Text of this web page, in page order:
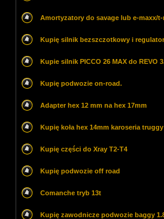
Amortyzatory do savage lub e-maxx/t-
Kupię silnik bezszczotkowy i
Kupie silnik PICCO 26 MAX do REVO
Kupię podwozie on-road.
Adapter hex 12 mm na hex 17mm
Kupię koła hex 14mm karoseria
Kupię części do Xray T2-T4
Kupię podwozie off road
Comanche tryb 13t
Kupię zawodnicze podwozie baggy